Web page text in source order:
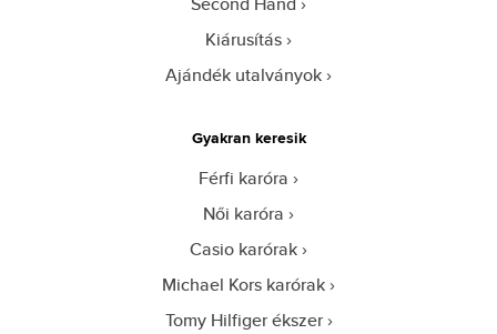
Kiárusítás
Ajándék utalványok
Gyakran keresik
Férfi karóra
Női karóra
Casio karórak
Michael Kors karórak
Tomy Hilfiger ékszer